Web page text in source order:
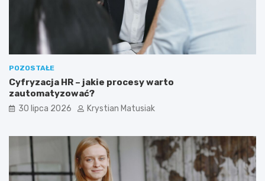
POZOSTAŁE
Cyfryzacja HR – jakie procesy warto
zautomatyzować?
30 lipca 2026 Krystian Matusiak